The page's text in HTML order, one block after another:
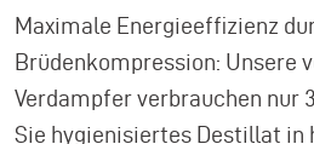
Maximale Energieeffizienz
Brüdenkompression: Unsere
Verdampfer verbrauchen nur
Sie hygienisiertes Destillat